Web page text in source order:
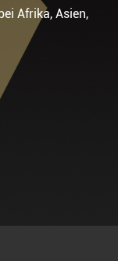
Afrika, Asien,